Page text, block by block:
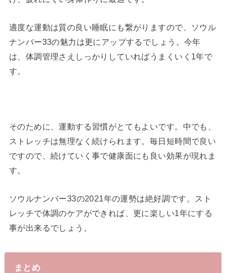
適度な運動は質の良い睡眠にも繋がりますので、ソウル
ナンバー33の魅力は更にアップするでしょう。今年
は、体調管理さえしっかりしていればうまくいく1年で
す。
そのために、運動する習慣がとてもよいです。中でも、
ストレッチは無理なく続けられます。毎日短時間で良い
ですので、続けていく事で健康面にも良い効果が現れま
す。
ソウルナンバー33の2021年の運勢は絶好調です。スト
レッチで体調のケアができれば、更に楽しい1年にする
事が出来るでしょう。
まとめ